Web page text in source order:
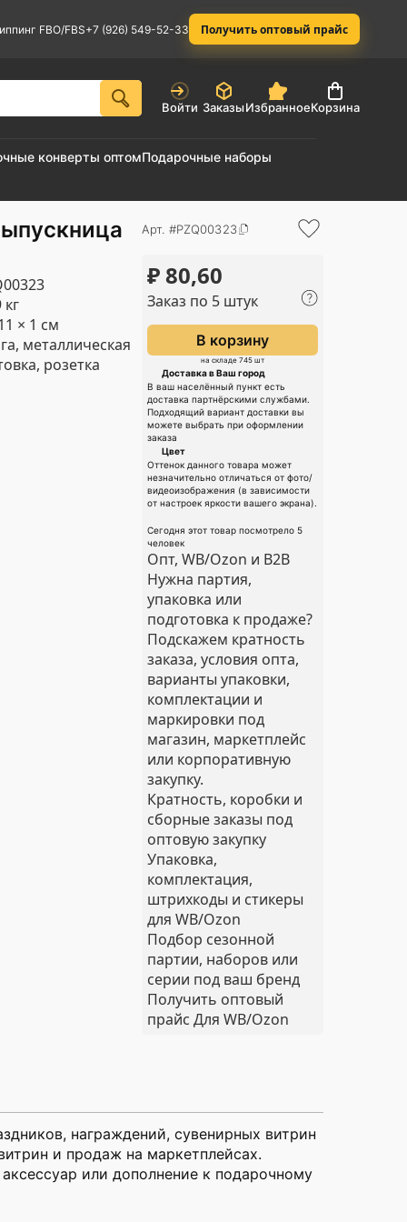
FBO/FBS+7 (926) 549-52-33 Получить оптовый прайс
Войти ЗаказыИзбранноеКорзина
конверты оптомПодарочные наборы
кг
× 1 см
металлическая
розетка
Арт. #PZQ00323
₽ 80,60
Заказ по 5 штук
В корзину
на складе 745 шт
Доставка в Ваш город
В ваш населённый пункт есть
доставка партнёрскими службами.
Подходящий вариант доставки вы
можете выбрать при оформлении
заказа
Цвет
Оттенок данного товара может
незначительно отличаться от фото/
видеоизображения (в зависимости
от настроек яркости вашего экрана).
Сегодня этот товар посмотрело 5
человек
Опт, WB/Ozon и B2B
Нужна партия,
упаковка или
подготовка к продаже?
Подскажем кратность
заказа, условия опта,
варианты упаковки,
комплектации и
маркировки под
магазин, маркетплейс
или корпоративную
закупку.
Кратность, коробки и
сборные заказы под
оптовую закупку
Упаковка,
комплектация,
штрихкоды и стикеры
для WB/Ozon
Подбор сезонной
партии, наборов или
серии под ваш бренд
Получить оптовый
прайс Для WB/Ozon
награждений, сувенирных витрин
и продаж на маркетплейсах.
или дополнение к подарочному